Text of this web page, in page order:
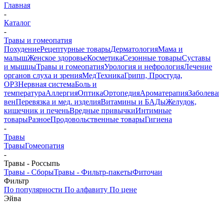
Главная
-
Каталог
-
Травы и гомеопатия
ПохудениеРецептурные товарыДерматологияМама и
малышЖенское здоровьеКосметикаСезонные товарыСуставы
и мышцыТравы и гомеопатияУрология и нефрологияЛечение
органов слуха и зренияМедТехникаГрипп, Простуда,
ОРЗНервная системаБоль и
температураАллергияОптикаОртопедияАроматерапия
венПеревязка и мед. изделияВитамины и БАДыЖелудок,
кишечник и печеньВредные привычкиИнтимные
товарыРазноеПродовольственные товарыГигиена
-
Травы
ТравыГомеопатия
-
Травы - Россыпь
Травы - СборыТравы - Фильтр-пакетыФиточаи
Фильтр
По популярности По алфавиту По цене
Эйва